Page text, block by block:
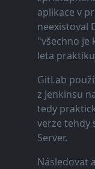
aplikace v
neexistoval
"všechno je
leta
GitLab
z Jenkinsu
tedy
verze tehdy
Server.
Následovat